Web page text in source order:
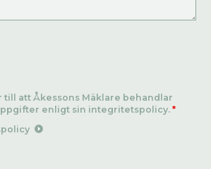
till att Åkessons Mäklare behandlar
enligt sin integritetspolicy.*